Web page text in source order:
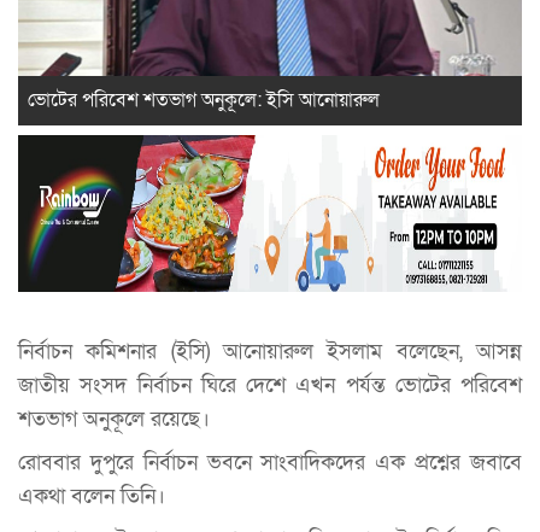
ভোটের পরিবেশ শতভাগ অনুকূলে: ইসি আনোয়ারুল
নির্বাচন কমিশনার (ইসি) আনোয়ারুল ইসলাম বলেছেন, আসন্ন
জাতীয় সংসদ নির্বাচন ঘিরে দেশে এখন পর্যন্ত ভোটের পরিবেশ
শতভাগ অনুকূলে রয়েছে।
রোববার দুপুরে নির্বাচন ভবনে সাংবাদিকদের এক প্রশ্নের জবাবে
একথা বলেন তিনি।